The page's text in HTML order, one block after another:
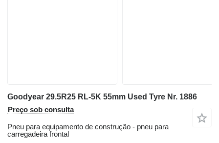
Goodyear 29.5R25 RL-5K 55mm Used Tyre Nr. 1886
Preço sob consulta
Pneu para equipamento de construção - pneu para
carregadeira frontal